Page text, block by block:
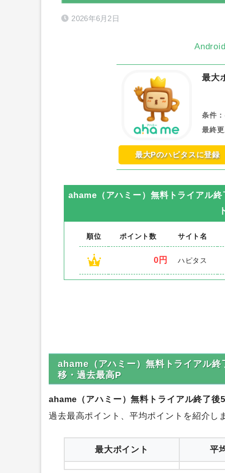
2026年6月2日
最大
条件：
最終
最大Pのハピタスに登録
ahame（アハミー）無料トライアル
順位 ポイント数 サイト名
1 0円 ハピタス
ahame（アハミー）無料トライアル
移・過去最高P
ahame（アハミー）無料トライアル終了後
過去最高ポイント、平均ポイントを紹介し
最大ポイント 平